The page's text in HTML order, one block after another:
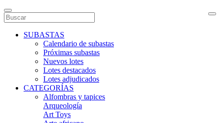
SUBASTAS
Calendario de subastas
Próximas subastas
Nuevos lotes
Lotes destacados
Lotes adjudicados
CATEGORÍAS
Alfombras y tapices
Arqueología
Art Toys